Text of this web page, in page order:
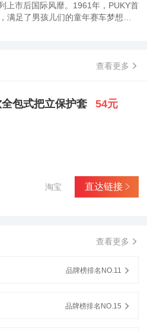
上市后国际风靡。1961年，PUKY首
足了男孩儿们的童年赛车梦想，
）的多重标准检测，保证PUKY童车
注PUKY官方微博、微信公众账
限公司一直致力于更新短途出行
满，出行更环保。并且，公司拥有
国内知名行业专家、资深经理人组
领域发明和实用新型专利技术，
更稳定而且更轻便，占地空间
速实现您的思维,车随身动,制动能力
(大于12KM/h,开启踏板前端逐渐抬
水保护。高科技的LED电量显示板
查看更多
包式把立保护套 54元
直达链接
淘宝
查看更多
品牌榜排名NO.11
品牌榜排名NO.15